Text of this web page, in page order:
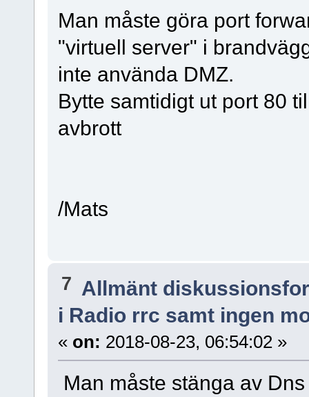
Man måste göra port
"virtuell server" i
inte använda DMZ.
Bytte samtidigt ut port 80
avbrott
/Mats
7 Allmänt
i Radio rrc samt ingen
« on: 2018-08-23, 06:54:02 »
Man måste stänga av